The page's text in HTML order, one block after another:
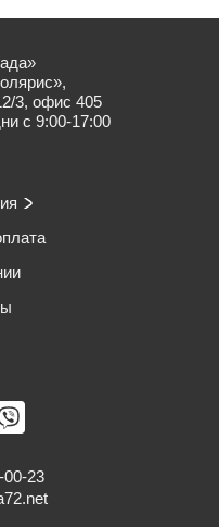
3, офис 405
с 9:00-17:00
00-23